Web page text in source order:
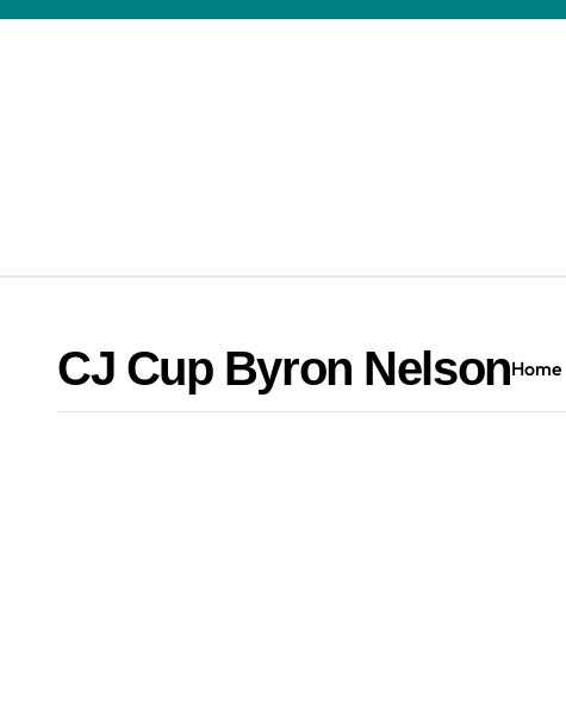
CJ Cup Byron NelsonHome